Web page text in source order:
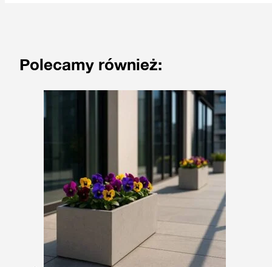
Polecamy również: